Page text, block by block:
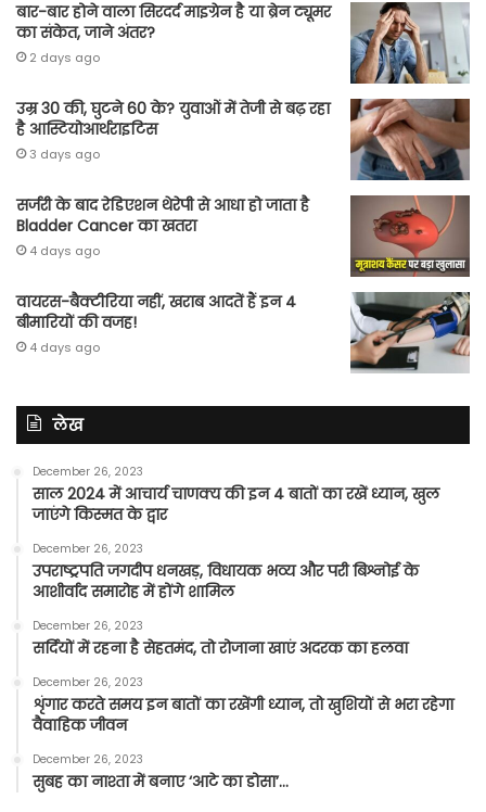
बार-बार होने वाला सिरदर्द माइग्रेन है या ब्रेन ट्यूमर
का संकेत, जाने अंतर?
2 days ago
उम्र 30 की, घुटने 60 के? युवाओं में तेजी से बढ़ रहा
है आस्टियोआर्थराइटिस
3 days ago
सर्जरी के बाद रेडिएशन थेरेपी से आधा हो जाता है
Bladder Cancer का खतरा
4 days ago
वायरस-बैक्टीरिया नहीं, खराब आदतें हैं इन 4
बीमारियों की वजह!
4 days ago
लेख
December 26, 2023
साल 2024 में आचार्य चाणक्य की इन 4 बातों का रखें ध्यान, खुल
जाएंगे किस्मत के द्वार
December 26, 2023
उपराष्ट्रपति जगदीप धनखड़, विधायक भव्य और परी बिश्नोई के
आशीर्वाद समारोह में होंगे शामिल
December 26, 2023
सर्दियों में रहना है सेहतमंद, तो रोजाना खाएं अदरक का हलवा
December 26, 2023
शृंगार करते समय इन बातों का रखेंगी ध्यान, तो खुशियों से भरा रहेगा
वैवाहिक जीवन
December 26, 2023
सुबह का नाश्ता में बनाए ‘आटे का डोसा’…